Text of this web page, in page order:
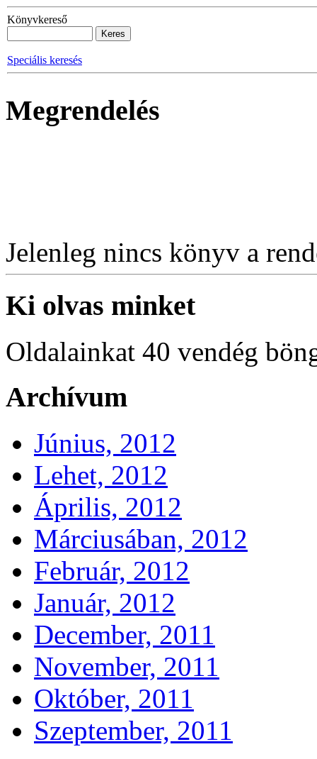
Könyvkereső
Speciális keresés
Megrendelés
Jelenleg nincs könyv a
Ki olvas minket
Oldalainkat 40 vendég
Archívum
Június, 2012
Lehet, 2012
Április, 2012
Márciusában, 2012
Február, 2012
Január, 2012
December, 2011
November, 2011
Október, 2011
Szeptember, 2011